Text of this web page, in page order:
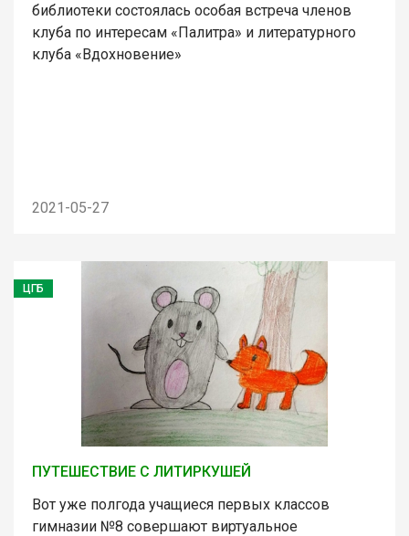
библиотеки состоялась особая встреча членов
клуба по интересам «Палитра» и литературного
клуба «Вдохновение»
2021-05-27
ЦГБ
ПУТЕШЕСТВИЕ С ЛИТИРКУШЕЙ
Вот уже полгода учащиеся первых классов
гимназии №8 совершают виртуальное